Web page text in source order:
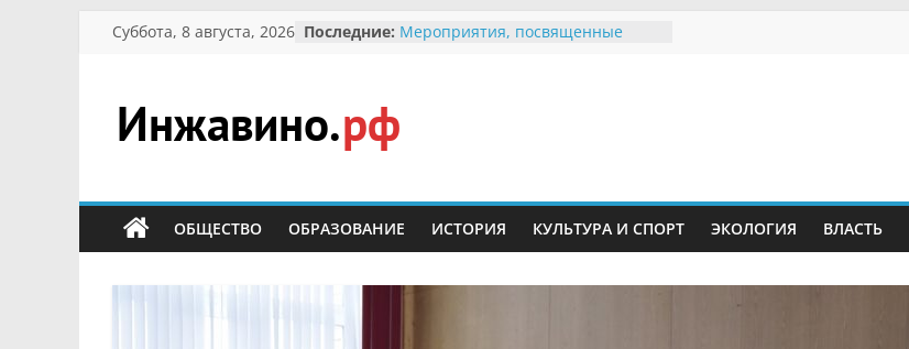
Перейти
Суббота, 8 августа, 2026 Последние: Мероприятия, посвященные
Безопасность в сети Интернет
Ученики приняли участие в
мероприятии «Сохраним
Инжавино.рф
сельский
портал
ОБЩЕСТВО ОБРАЗОВАНИЕ ИСТОРИЯ КУЛЬТУРА И СПОРТ ЭКОЛОГИЯ ВЛАСТЬ